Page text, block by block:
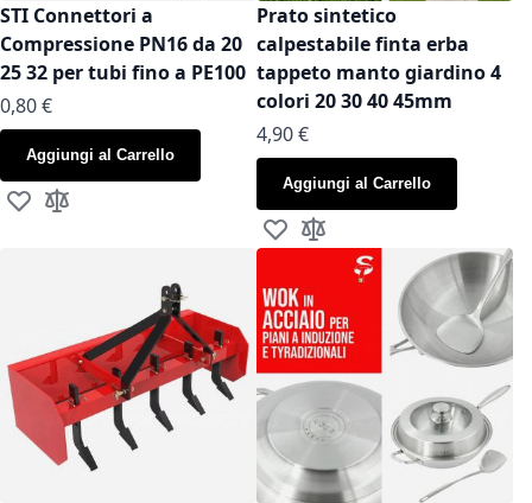
STI Connettori a
Compressione PN16 da 20
25 32 per tubi fino a PE100
As low as
0,80 €
Aggiungi al Carrello
Aggiungi alla lista desideri
Aggiungi al confronto
Prato sintetico
calpestabile finta erba
tappeto manto giardino 4
colori 20 30 40 45mm
As low as
4,90 €
Aggiungi al Carrello
Aggiungi alla lista desideri
Aggiungi al confronto